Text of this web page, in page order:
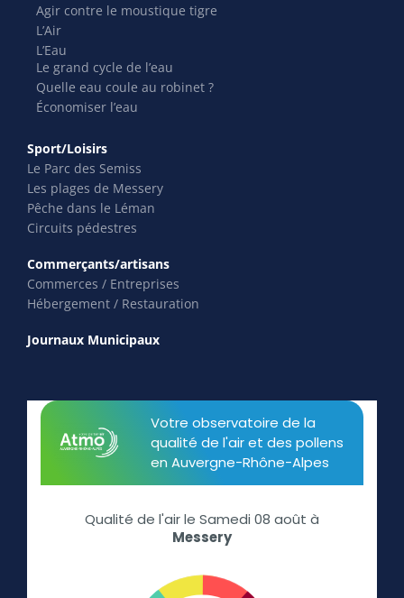
Agir contre le moustique tigre
L’Air
L’Eau
Le grand cycle de l’eau
Quelle eau coule au robinet ?
Économiser l’eau
Sport/Loisirs
Le Parc des Semiss
Les plages de Messery
Pêche dans le Léman
Circuits pédestres
Commerçants/artisans
Commerces / Entreprises
Hébergement / Restauration
Journaux Municipaux